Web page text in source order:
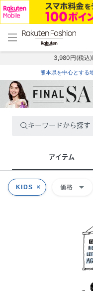
menu home
トップ
3,980円(税込)
熊本県を中心とする
キーワードから探す
アイテム
KIDS 価格 arrow_drop_down